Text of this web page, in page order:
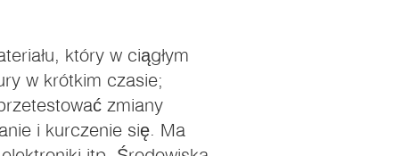
który w ciągłym
w krótkim czasie;
zmiany
i kurczenie się. Ma